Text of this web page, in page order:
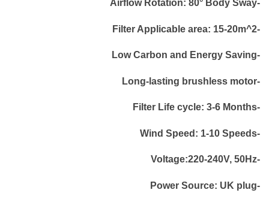
-Airflow Rotation: 80° Body Sway
-Filter Applicable area: 15-20m^2
-Low Carbon and Energy Saving
-Long-lasting brushless motor
-Filter Life cycle: 3-6 Months
-Wind Speed: 1-10 Speeds
-Voltage:220-240V, 50Hz
-Power Source: UK plug